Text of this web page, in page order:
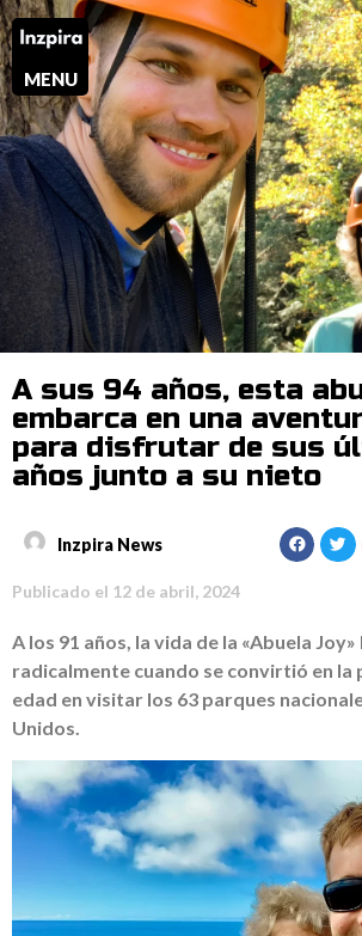
MENU
A sus 94 años, esta
embarca en una
para disfrutar de sus
años junto a su nieto
Inzpira News
Publicado el 12 de abril, 2024
A los 91 años, la vida de la «Abuela
radicalmente cuando se convirtió en la
edad en visitar los 63 parques
Unidos.